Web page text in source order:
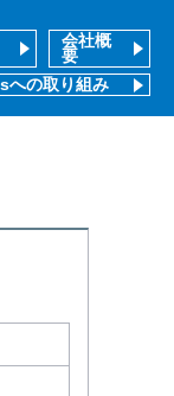
会社概
要
への取り組み